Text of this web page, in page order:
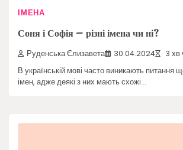
ІМЕНА
Соня і Софія – різні імена чи ні?
Руденська Єлизавета 30.04.2024 3 хв
В українській мові часто виникають питання
імен, адже деякі з них мають схожі…